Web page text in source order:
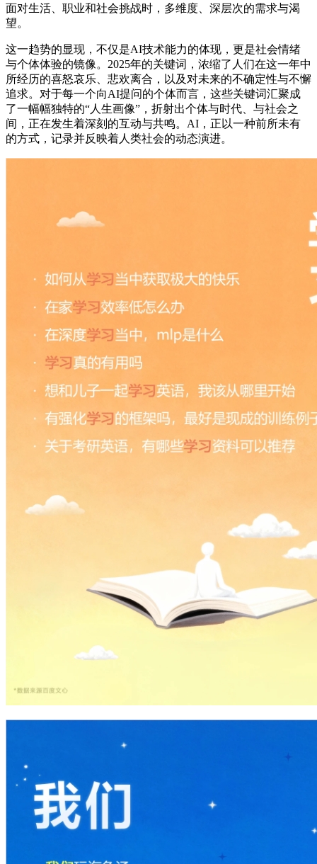
面对生活、职业和社会挑战时，多维度、深层次的需求与渴
望。
这一趋势的显现，不仅是AI技术能力的体现，更是社会情绪
与个体体验的镜像。2025年的关键词，浓缩了人们在这一年中
所经历的喜怒哀乐、悲欢离合，以及对未来的不确定性与不懈
追求。对于每一个向AI提问的个体而言，这些关键词汇聚成
了一幅幅独特的“人生画像”，折射出个体与时代、与社会之
间，正在发生着深刻的互动与共鸣。AI，正以一种前所未有
的方式，记录并反映着人类社会的动态演进。